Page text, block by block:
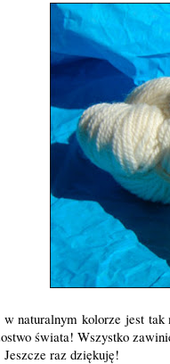
w naturalnym kolorze jest
świata! Wszystko
raz dziękuję!